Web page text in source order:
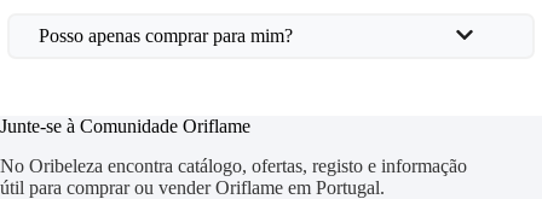
Posso apenas comprar para mim?
Junte-se à Comunidade Oriflame
No Oribeleza encontra catálogo, ofertas, registo e informação
útil para comprar ou vender Oriflame em Portugal.